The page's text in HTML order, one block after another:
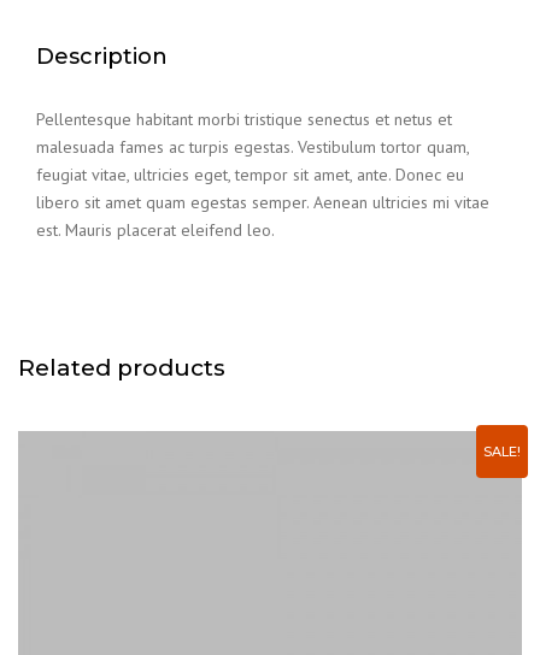
Description
Pellentesque habitant morbi tristique senectus et netus et
malesuada fames ac turpis egestas. Vestibulum tortor quam,
feugiat vitae, ultricies eget, tempor sit amet, ante. Donec eu
libero sit amet quam egestas semper. Aenean ultricies mi vitae
est. Mauris placerat eleifend leo.
Related products
SALE!